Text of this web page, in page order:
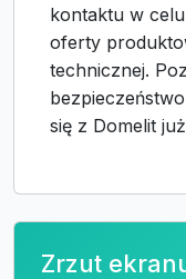
kontaktu w
oferty
technicznej.
się z Domelit
Zrzut